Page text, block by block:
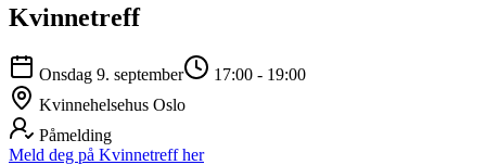
Kvinnetreff
Onsdag 9. september 17:00 - 19:00
Kvinnehelsehus Oslo
Påmelding
Meld deg på Kvinnetreff her